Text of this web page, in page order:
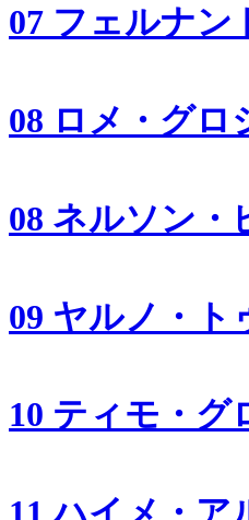
07 フェルナン
08 ロメ・グロ
08 ネルソン・
09 ヤルノ・ト
10 ティモ・グ